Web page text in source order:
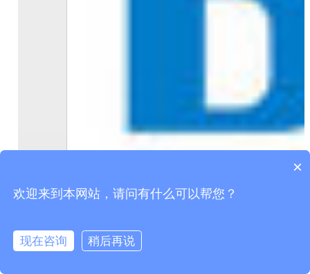
×
欢迎来到本网站，请问有什么可以帮您？
现在咨询
稍后再说
在线咨询